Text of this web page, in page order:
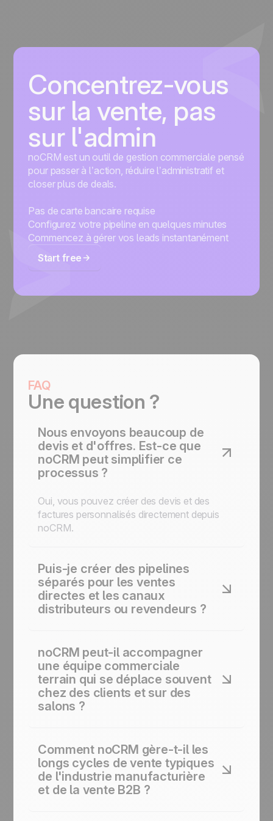
Concentrez-vous
sur la vente, pas
sur l'admin
noCRM est un outil de gestion commerciale pensé
pour passer à l’action, réduire l’administratif et
closer plus de deals.
Pas de carte bancaire requise
Configurez votre pipeline en quelques minutes
Commencez à gérer vos leads instantanément
Start free
FAQ
Une question ?
Nous envoyons beaucoup de
devis et d'offres. Est-ce que
noCRM peut simplifier ce
processus ?
Oui, vous pouvez créer des devis et des
factures personnalisés directement depuis
noCRM.
Puis-je créer des pipelines
séparés pour les ventes
directes et les canaux
distributeurs ou revendeurs ?
dans noCRM, par exemple, un pour les
comptes B2B en direct et un autre pour les
distributeurs ou revendeurs, afin que chaque
activité reste distincte, facile à piloter et suivie
séparément.
noCRM peut-il accompagner
une équipe commerciale
terrain qui se déplace souvent
chez des clients et sur des
salons ?
scanner de cartes de visite, afin que vos
commerciaux puissent enregistrer
instantanément de nouveaux contacts sur le
terrain. Appels, rendez-vous et notes
Comment noCRM gère-t-il les
longs cycles de vente typiques
de l'industrie manufacturière
et de la vente B2B ?